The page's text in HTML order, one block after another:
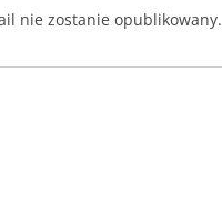
nie zostanie opublikowany.